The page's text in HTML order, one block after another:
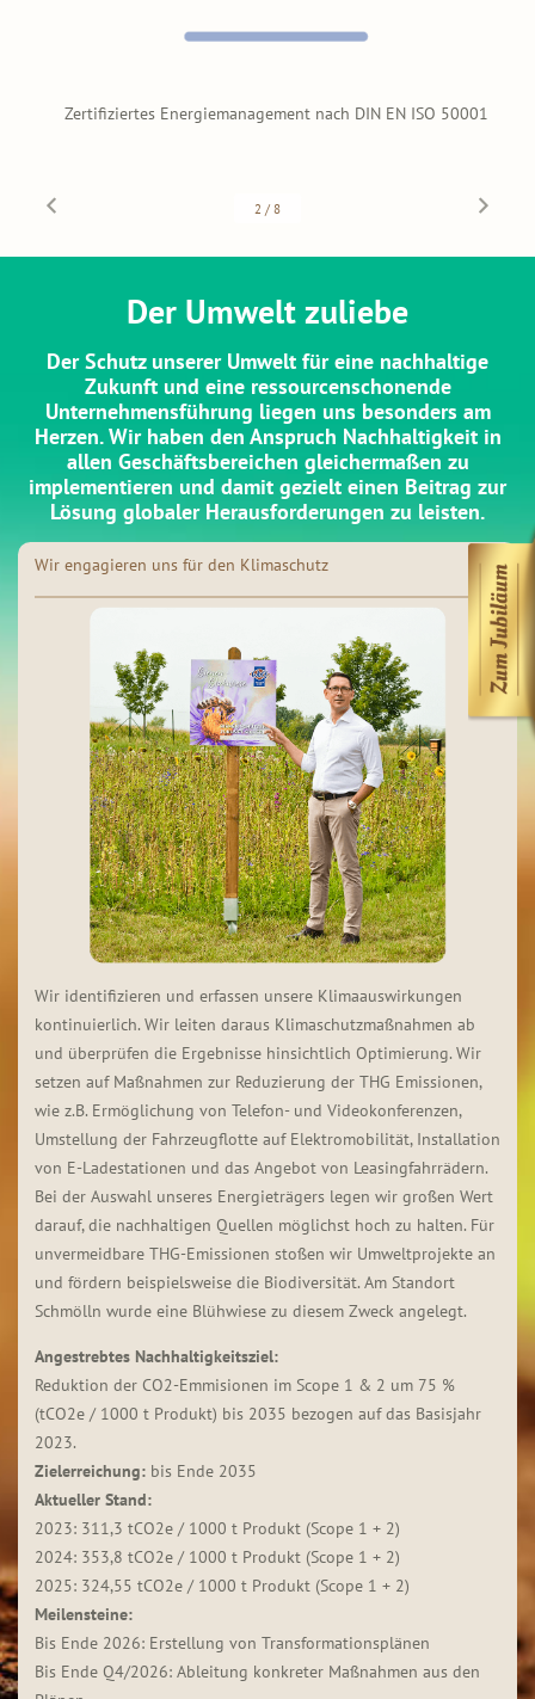
Zertifiziertes Energiemanagement nach DIN EN ISO 50001
2 /8
Der Umwelt zuliebe
Der Schutz unserer Umwelt für eine nachhaltige
Zukunft und eine ressourcenschonende
Unternehmensführung liegen uns besonders am
Herzen. Wir haben den Anspruch Nachhaltigkeit in
allen Geschäftsbereichen gleichermaßen zu
implementieren und damit gezielt einen Beitrag zur
Lösung globaler Herausforderungen zu leisten.
Wir engagieren uns für den Klimaschutz
Wir identifizieren und erfassen unsere Klimaauswirkungen
kontinuierlich. Wir leiten daraus Klimaschutzmaßnahmen ab
und überprüfen die Ergebnisse hinsichtlich Optimierung. Wir
setzen auf Maßnahmen zur Reduzierung der THG Emissionen,
wie z.B. Ermöglichung von Telefon- und Videokonferenzen,
Umstellung der Fahrzeugflotte auf Elektromobilität, Installation
von E-Ladestationen und das Angebot von Leasingfahrrädern.
Bei der Auswahl unseres Energieträgers legen wir großen Wert
darauf, die nachhaltigen Quellen möglichst hoch zu halten. Für
unvermeidbare THG-Emissionen stoßen wir Umweltprojekte an
und fördern beispielsweise die Biodiversität. Am Standort
Schmölln wurde eine Blühwiese zu diesem Zweck angelegt.
Angestrebtes Nachhaltigkeitsziel:
Reduktion der CO2-Emmisionen im Scope 1 & 2 um 75 %
(tCO2e / 1000 t Produkt) bis 2035 bezogen auf das Basisjahr
2023.
Zielerreichung: bis Ende 2035
Aktueller Stand:
2023: 311,3 tCO2e / 1000 t Produkt (Scope 1 + 2)
2024: 353,8 tCO2e / 1000 t Produkt (Scope 1 + 2)
2025: 324,55 tCO2e / 1000 t Produkt (Scope 1 + 2)
Meilensteine:
Bis Ende 2026: Erstellung von Transformationsplänen
Bis Ende Q4/2026: Ableitung konkreter Maßnahmen aus den